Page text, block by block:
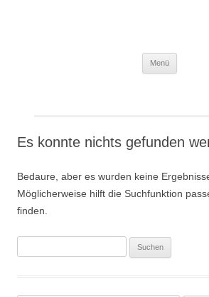
Menü
Es konnte nichts gefunden
Bedaure, aber es wurden keine
Möglicherweise hilft die Suchfunktion
finden.